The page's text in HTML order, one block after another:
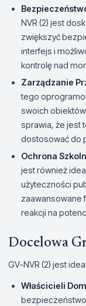
NVR (2) jest
zwiększyć
interfejs i
kontrolę nad
Zarządzanie
tego
swoich
sprawia, że jest
dostosować do
Ochrona
jest również
użyteczności
zaawansowane
reakcji na
Docelowa
GV-NVR (2) jest
Właścicieli
bezpieczeństwo